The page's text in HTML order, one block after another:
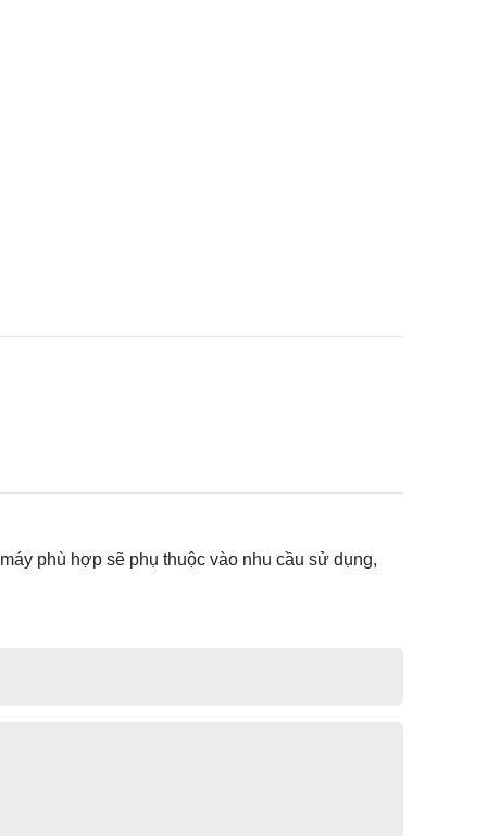
phù hợp sẽ phụ thuộc vào nhu cầu sử dụng,